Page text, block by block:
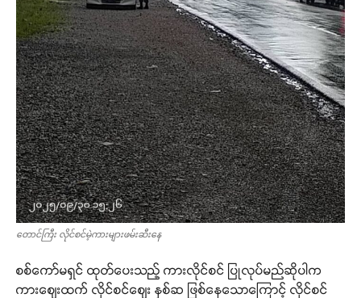
တောင်ကြီး လိုင်စင်မဲ့ကားများဖမ်းဆီးနေ
စစ်ကော်မရှင် ထုတ်ပေးသည့် ကားလိုင်စင် ပြုလုပ်မည်ဆိုပါက
ကားဈေးထက် လိုင်စင်ဈေး နှစ်ဆ ဖြစ်နေသောကြောင့် လိုင်စင်